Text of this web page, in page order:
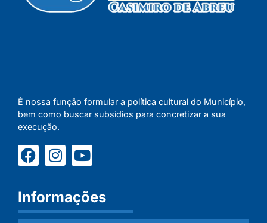
É nossa função formular a política cultural do Município,
bem como buscar subsídios para concretizar a sua
execução.
Informações